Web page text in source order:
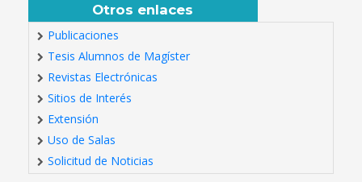
Otros enlaces
Publicaciones
Tesis Alumnos de Magíster
Revistas Electrónicas
Sitios de Interés
Extensión
Uso de Salas
Solicitud de Noticias